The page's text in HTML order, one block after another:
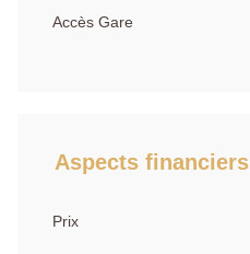
Accès Gare
Aspects financiers
Prix